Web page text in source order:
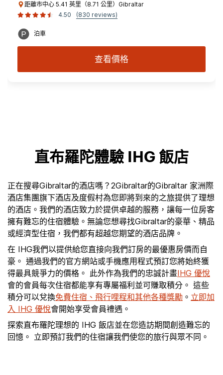
距離市中心 5.41 英里（8.71 公里）Gibraltar
4.50
(830 reviews)
泊車
查看價格
直布羅陀體驗 IHG 飯店
正在搜尋Gibraltar的酒店嗎？2Gibraltar的Gibraltar 家洲際
酒店集團旗下酒店及度假村為您即將到來的之旅提供了理想
的酒店。我們的酒店致力於提供卓越的服務，讓每一位房客
擁有難忘的住宿體驗。無論您想尋找Gibraltar的豪華、精品
或經濟型住宿，我們都有超越您期望的酒店品牌。
在 IHG我們以提供給您直接向我們訂房的最優惠房價而自
豪。 通過我們的官方網站或手機應用程式預訂您將始終獲
得最具競爭力的價格。 此外作為我們的忠誠計畫IHG 優悅
會的會員每次住宿都能享有專屬福利並可賺取積分。 這些
積分可以兌換免費住宿、飛行哩程和其他各種獎勵 。 立即加
入 IHG 優悅會開始享受會員禮遇。
探索直布羅陀理想的 IHG 飯店並在您造訪期間創造難忘的
回憶。 立即預訂我們的住宿讓我們使您的旅行與眾不同。